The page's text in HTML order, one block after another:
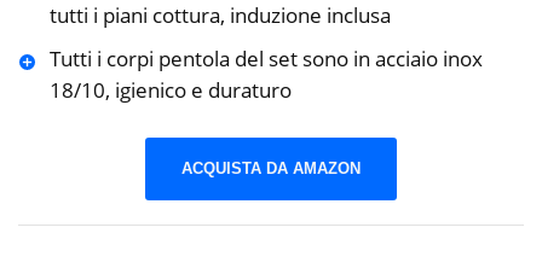
tutti i piani cottura, induzione inclusa
Tutti i corpi pentola del set sono in acciaio inox
18/10, igienico e duraturo
ACQUISTA DA AMAZON